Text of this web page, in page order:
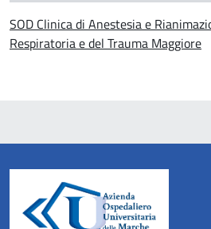
SOD Clinica di Anestesia e
Respiratoria e del Trauma Maggiore